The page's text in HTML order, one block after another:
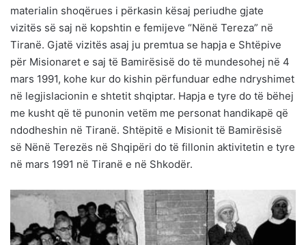
materialin shoqërues i përkasin kësaj periudhe gjate
vizitës së saj në kopshtin e femijeve “Nënë Tereza” në
Tiranë. Gjatë vizitës asaj ju premtua se hapja e Shtëpive
për Misionaret e saj të Bamirësisë do të mundesohej në 4
mars 1991, kohe kur do kishin përfunduar edhe ndryshimet
në legjislacionin e shtetit shqiptar. Hapja e tyre do të bëhej
me kusht që të punonin vetëm me personat handikapë që
ndodheshin në Tiranë. Shtëpitë e Misionit të Bamirësisë
së Nënë Terezës në Shqipëri do të fillonin aktivitetin e tyre
në mars 1991 në Tiranë e në Shkodër.